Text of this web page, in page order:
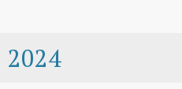
2024